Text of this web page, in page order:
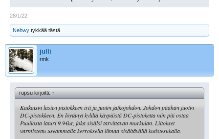
28/1/22
Nebwy tykkää tästä.
julli
rmk
rupsu kirjoitti:↑
Katkaisin lasien pistokkeen irti ja juotin jatkojohdon. Johdon päähän juotin
DC-pistokkeen. En löytänyt kyliltä käypäistä DC-pistoketta niin piti ostaa
Puuilosta laturi 9.9€ur, joka sisälsi tarvittavan murkulan. Liitokset
varmistettu useammalla kerroksella liimaa sisältävällä kutistesukalla.